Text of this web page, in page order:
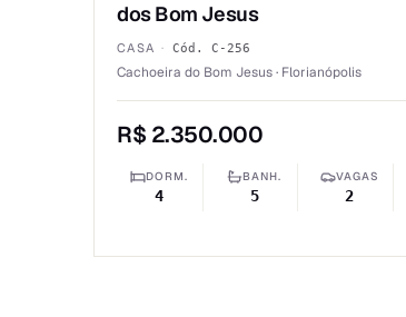
dos Bom Jesus
CASA · Cód. C-256
Cachoeira do Bom Jesus · Florianópolis
R$ 2.350.000
DORM.
4
BANH.
5
VAGAS
2